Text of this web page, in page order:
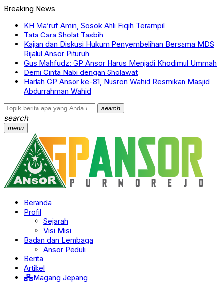
Breaking News
KH Ma’ruf Amin, Sosok Ahli Fiqih Terampil
Tata Cara Sholat Tasbih
Kajian dan Diskusi Hukum Penyembelihan Bersama MDS
Rijalul Ansor Pituruh
Gus Mahfudz: GP Ansor Harus Menjadi Khodimul Ummah
Demi Cinta Nabi dengan Sholawat
Harlah GP Ansor ke-81, Nusron Wahid Resmikan Masjid
Abdurrahman Wahid
search
search
menu
Beranda
Profil
Sejarah
Visi Misi
Badan dan Lembaga
Ansor Peduli
Berita
Artikel
Magang Jepang